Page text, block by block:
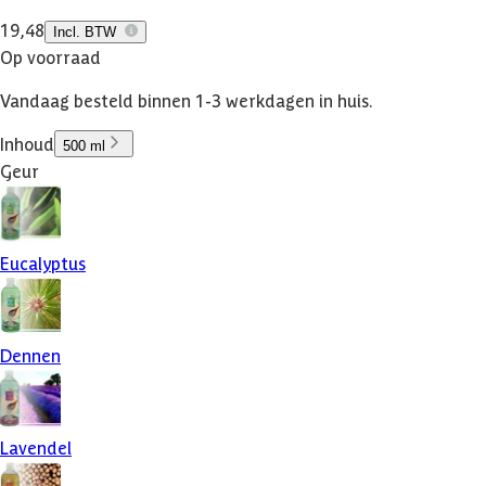
19,48 Incl. BTW
Op voorraad
Vandaag besteld binnen 1-3 werkdagen in huis.
Inhoud 500 ml
Geur
Eucalyptus
Dennen
Lavendel